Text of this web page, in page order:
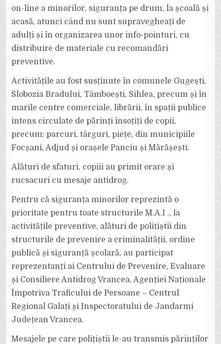
on-line a minorilor, siguranța pe drum, la școală și
acasă, atunci când nu sunt supravegheați de
adulți și în organizarea unor info-pointuri, cu
distribuire de materiale cu recomandări
preventive.
Activitățile au fost susținute în comunele Gugești,
Slobozia Bradului, Tâmboești, Sihlea, precum și în
marile centre comerciale, librării, în spații publice
intens circulate de părinți însoțiți de copii,
precum: parcuri, târguri, piețe, din municipiile
Focșani, Adjud și orașele Panciu și Mărășești.
Alături de sfaturi, copiii au primit orare și
rucsacuri cu mesaje antidrog.
Pentru că siguranța minorilor reprezintă o
prioritate pentru toate structurile M.A.I ., la
activitățile preventive, alături de polițiștii din
structurile de prevenire a criminalității, ordine
publică și siguranță școlară, au participat
reprezentanți ai Centrului de Prevenire, Evaluare
și Consiliere Antidrog Vrancea, Agenției Naționale
Împotriva Traficului de Persoane – Centrul
Regional Galați și Inspectoratului de Jandarmi
Județean Vrancea.
Mesajele pe care polițiștii le-au transmis părinților